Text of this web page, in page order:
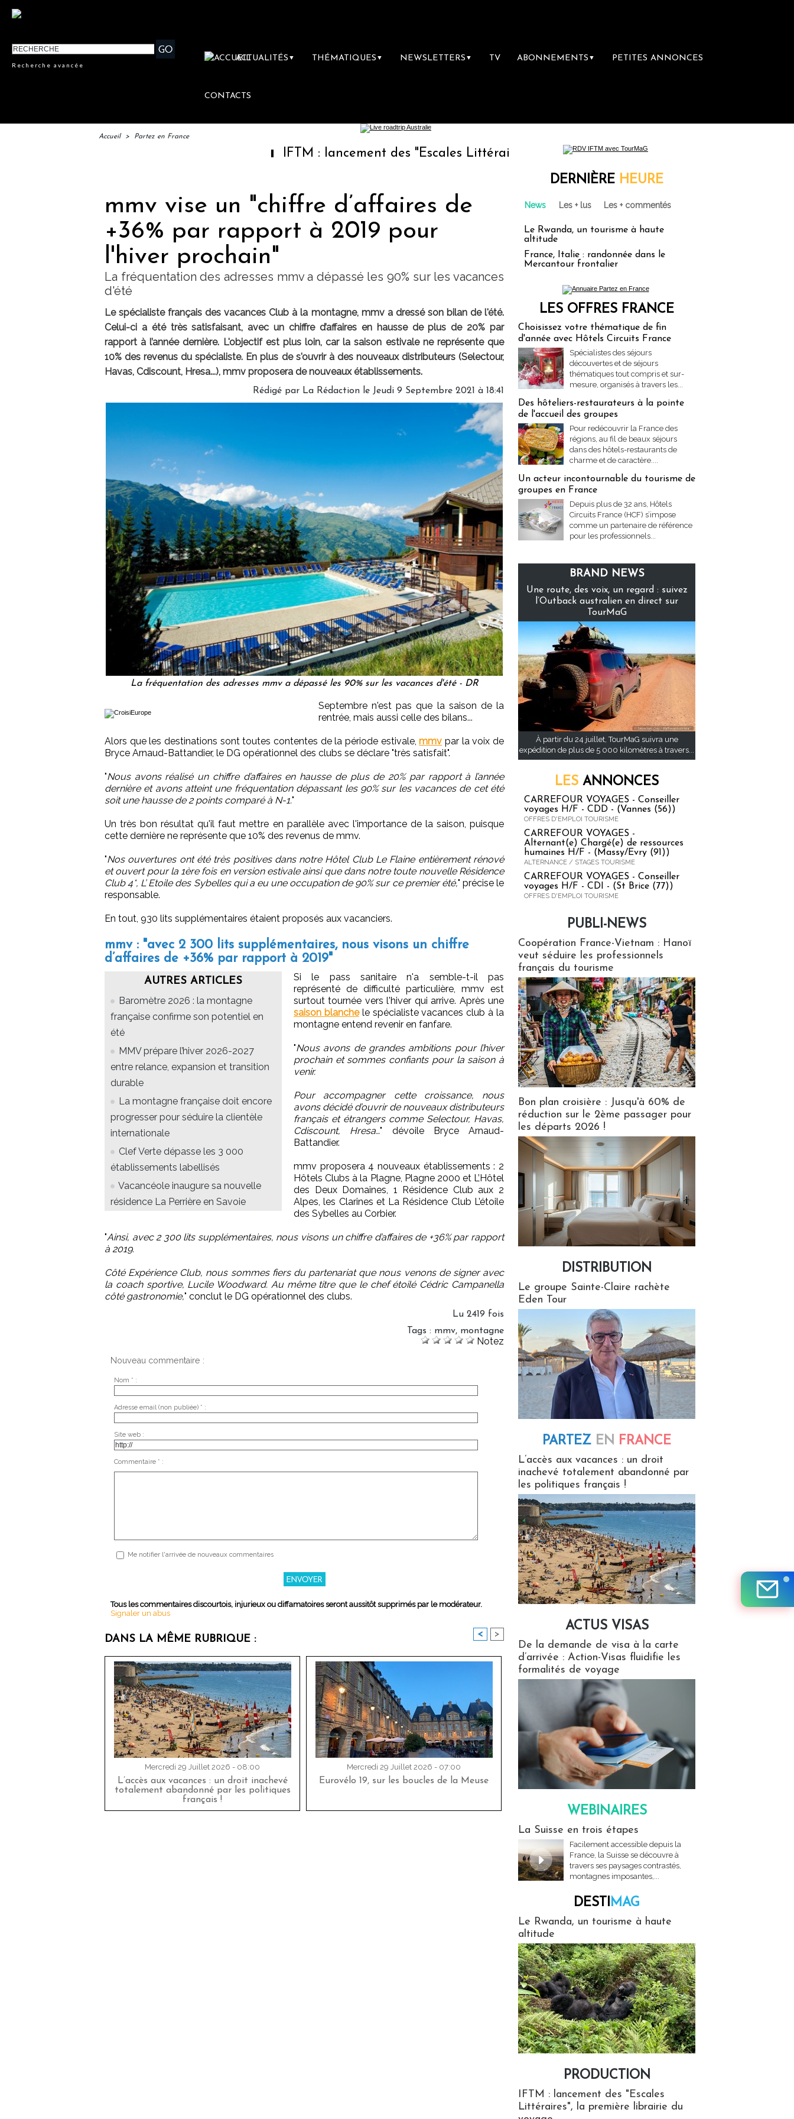
Recherche avancée
ACTUALITÉS ▼ THÉMATIQUES ▼ NEWSLETTERS ▼ TV ABONNEMENTS ▼ PETITES ANNONCES
CONTACTS
Accueil > Partez en France
IFTM : lancement des "Escales Littéraires", la première librairie du voyage
mmv vise un "chiffre d’affaires de
+36% par rapport à 2019 pour
l'hiver prochain"
La fréquentation des adresses mmv a dépassé les 90% sur les vacances
d'été
Le spécialiste français des vacances Club à la montagne, mmv a dressé son bilan de l'été.
Celui-ci a été très satisfaisant, avec un chiffre d’affaires en hausse de plus de 20% par
rapport à l’année dernière. L'objectif est plus loin, car la saison estivale ne représente que
10% des revenus du spécialiste. En plus de s'ouvrir à des nouveaux distributeurs (Selectour,
Havas, Cdiscount, Hresa...), mmv proposera de nouveaux établissements.
Rédigé par La Rédaction le Jeudi 9 Septembre 2021 à 18:41
La fréquentation des adresses mmv a dépassé les 90% sur les vacances d'été - DR
Septembre n'est pas que la saison de la
rentrée, mais aussi celle des bilans...
Alors que les destinations sont toutes contentes de la période estivale,mmv par la voix de
Bryce Arnaud-Battandier, le DG opérationnel des clubs se déclare "très satisfait".
"Nous avons réalisé un chiffre d’affaires en hausse de plus de 20% par rapport à l’année
dernière et avons atteint une fréquentation dépassant les 90% sur les vacances de cet été
soit une hausse de 2 points comparé à N-1."
Un très bon résultat qu'il faut mettre en parallèle avec l'importance de la saison, puisque
cette dernière ne représente que 10% des revenus de mmv.
"Nos ouvertures ont été très positives dans notre Hôtel Club Le Flaine entièrement rénové
et ouvert pour la 1ère fois en version estivale ainsi que dans notre toute nouvelle Résidence
Club 4*, L’ Etoile des Sybelles qui a eu une occupation de 90% sur ce premier été," précise le
responsable.
En tout, 930 lits supplémentaires étaient proposés aux vacanciers.
mmv : "avec 2 300 lits supplémentaires, nous visons un chiffre
d’affaires de +36% par rapport à 2019"
AUTRES ARTICLES
Baromètre 2026 : la montagne
française confirme son potentiel en
été
MMV prépare l’hiver 2026-2027
entre relance, expansion et transition
durable
La montagne française doit encore
progresser pour séduire la clientèle
internationale
Clef Verte dépasse les 3 000
établissements labellisés
Vacancéole inaugure sa nouvelle
résidence La Perrière en Savoie
Si le pass sanitaire n'a semble-t-il pas
représenté de difficulté particulière, mmv est
surtout tournée vers l'hiver qui arrive. Après une
saison blanchele spécialiste vacances club à la
montagne entend revenir en fanfare.
"Nous avons de grandes ambitions pour l’hiver
prochain et sommes confiants pour la saison à
venir.
Pour accompagner cette croissance, nous
avons décidé d’ouvrir de nouveaux distributeurs
français et étrangers comme Selectour, Havas,
Cdiscount, Hresa…" dévoile Bryce Arnaud-
Battandier.
mmv proposera 4 nouveaux établissements : 2
Hôtels Clubs à la Plagne, Plagne 2000 et L’Hôtel
des Deux Domaines, 1 Résidence Club aux 2
Alpes, les Clarines et La Résidence Club L’étoile
des Sybelles au Corbier.
"Ainsi, avec 2 300 lits supplémentaires, nous visons un chiffre d’affaires de +36% par rapport
à 2019.
Côté Expérience Club, nous sommes fiers du partenariat que nous venons de signer avec
la coach sportive, Lucile Woodward. Au même titre que le chef étoilé Cédric Campanella
côté gastronomie," conclut le DG opérationnel des clubs.
Lu 2419 fois
Tags : mmv, montagne
Notez
Nouveau commentaire :
Nom * :
Adresse email (non publiée) * :
Site web :
Commentaire * :
Me notifier l'arrivée de nouveaux commentaires
Tous les commentaires discourtois, injurieux ou diffamatoires seront aussitôt supprimés par le modérateur.
Signaler un abus
DANS LA MÊME RUBRIQUE : < >
Mercredi 29 Juillet 2026 - 08:00
L’accès aux vacances : un droit inachevé
totalement abandonné par les politiques
français !
Mercredi 29 Juillet 2026 - 07:00
Eurovélo 19, sur les boucles de la Meuse
DERNIÈRE HEURE
News Les + lus Les + commentés
Le Rwanda, un tourisme à haute
altitude
France, Italie : randonnée dans le
Mercantour frontalier
LES OFFRES FRANCE
Choisissez votre thématique de fin
d'année avec Hôtels Circuits France
Spécialistes des séjours
découvertes et de séjours
thématiques tout compris et sur-
mesure, organisés à travers les...
Des hôteliers-restaurateurs à la pointe
de l'accueil des groupes
Pour redécouvrir la France des
régions, au fil de beaux séjours
dans des hôtels-restaurants de
charme et de caractère....
Un acteur incontournable du tourisme de
groupes en France
Depuis plus de 32 ans, Hôtels
Circuits France (HCF) s’impose
comme un partenaire de référence
pour les professionnels...
BRAND NEWS
Une route, des voix, un regard : suivez
l’Outback australien en direct sur
TourMaG
À partir du 24 juillet, TourMaG suivra une
expédition de plus de 5 000 kilomètres à travers...
LES ANNONCES
CARREFOUR VOYAGES - Conseiller
voyages H/F - CDD - (Vannes (56))
OFFRES D'EMPLOI TOURISME
CARREFOUR VOYAGES -
Alternant(e) Chargé(e) de ressources
humaines H/F - (Massy/Evry (91))
ALTERNANCE / STAGES TOURISME
CARREFOUR VOYAGES - Conseiller
voyages H/F - CDI - (St Brice (77))
OFFRES D'EMPLOI TOURISME
PUBLI-NEWS
Coopération France-Vietnam : Hanoï
veut séduire les professionnels
français du tourisme
Bon plan croisière : Jusqu'à 60% de
réduction sur le 2ème passager pour
les départs 2026 !
DISTRIBUTION
Le groupe Sainte-Claire rachète
Eden Tour
PARTEZ EN FRANCE
L’accès aux vacances : un droit
inachevé totalement abandonné par
les politiques français !
ACTUS VISAS
De la demande de visa à la carte
d’arrivée : Action-Visas fluidifie les
formalités de voyage
WEBINAIRES
La Suisse en trois étapes
Facilement accessible depuis la
France, la Suisse se découvre à
travers ses paysages contrastés,
montagnes imposantes,...
DESTIMAG
Le Rwanda, un tourisme à haute
altitude
PRODUCTION
IFTM : lancement des "Escales
Littéraires", la première librairie du